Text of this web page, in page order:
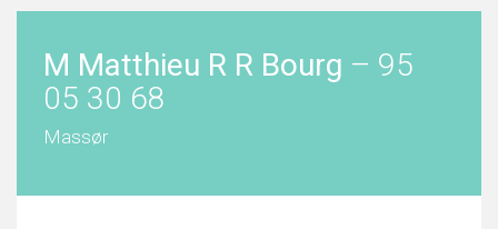
M Matthieu R R Bourg – 95
05 30 68
Massør